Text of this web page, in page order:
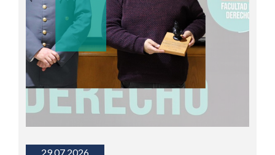
29.07.2026